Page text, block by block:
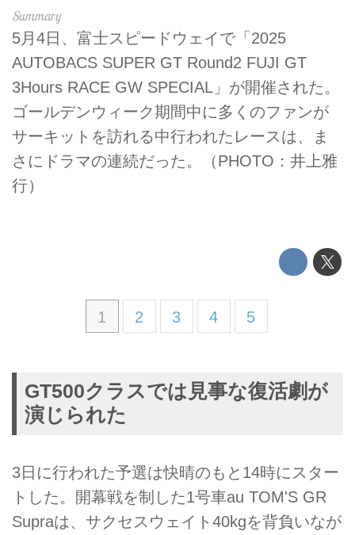
5月4日、富士スピードウェイで「2025
AUTOBACS SUPER GT Round2 FUJI GT
3Hours RACE GW SPECIAL」が開催された。
ゴールデンウィーク期間中に多くのファンが
サーキットを訪れる中行われたレースは、ま
さにドラマの連続だった。（PHOTO：井上雅
行）
1 2 3 4 5
GT500クラスでは見事な復活劇が
演じられた
3日に行われた予選は快晴のもと14時にスター
トした。開幕戦を制した1号車au TOM'S GR
Supraは、サクセスウェイト40kgを背負いなが